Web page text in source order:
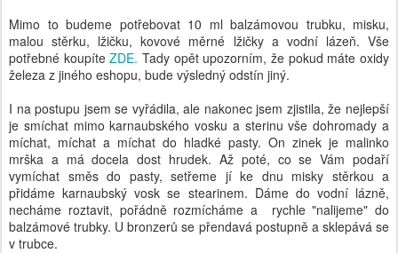
Mimo to budeme potřebovat 10 ml balzámovou trubku, misku,
malou stěrku, lžičku, kovové měrné lžičky a vodní lázeň. Vše
potřebné koupíteZDE. Tady opět upozorním, že pokud máte oxidy
železa z jiného eshopu, bude výsledný odstín jiný.
I na postupu jsem se vyřádila, ale nakonec jsem zjistila, že nejlepší
je smíchat mimo karnaubského vosku a sterinu vše dohromady a
míchat, míchat a míchat do hladké pasty. On zinek je malinko
mrška a má docela dost hrudek. Až poté, co se Vám podaří
vymíchat směs do pasty, setřeme jí ke dnu misky stěrkou a
přidáme karnaubský vosk se stearinem. Dáme do vodní lázně,
necháme roztavit, pořádně rozmícháme a rychle "nalijeme" do
balzámové trubky. U bronzerů se přendavá postupně a sklepává se
v trubce.